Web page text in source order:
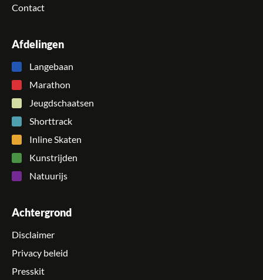
Contact
Afdelingen
Langebaan
Marathon
Jeugdschaatsen
Shorttrack
Inline Skaten
Kunstrijden
Natuurijs
Achtergrond
Disclaimer
Privacy beleid
Presskit